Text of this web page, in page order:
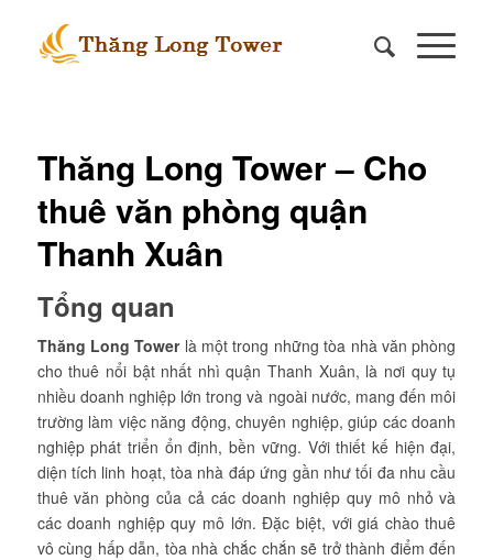
Thăng Long Tower – Cho
thuê văn phòng quận
Thanh Xuân
Tổng quan
Thăng Long Towerlà một trong những tòa nhà văn phòng
cho thuê nổi bật nhất nhì quận Thanh Xuân, là nơi quy tụ
nhiều doanh nghiệp lớn trong và ngoài nước, mang đến môi
trường làm việc năng động, chuyên nghiệp, giúp các doanh
nghiệp phát triển ổn định, bền vững. Với thiết kế hiện đại,
diện tích linh hoạt, tòa nhà đáp ứng gần như tối đa nhu cầu
thuê văn phòng của cả các doanh nghiệp quy mô nhỏ và
các doanh nghiệp quy mô lớn. Đặc biệt, với giá chào thuê
vô cùng hấp dẫn, tòa nhà chắc chắn sẽ trở thành điểm đến